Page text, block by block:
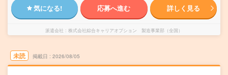
気になる! 応募へ進む 詳しく見る
派遣会社 株式会社綜合キャリアオプション 製造事業部（全国）
未読 掲載日 2026/08/05